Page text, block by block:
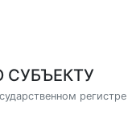
СУБЪЕКТУ